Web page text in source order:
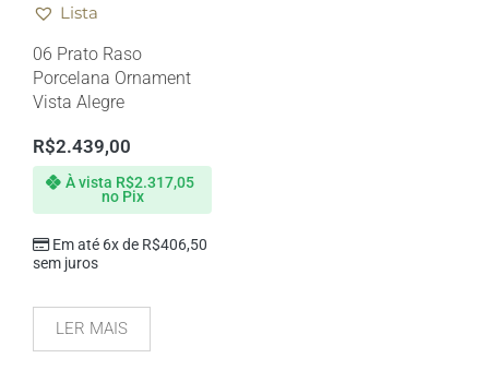
Lista
06 Prato Raso
Porcelana Ornament
Vista Alegre
R$2.439,00
Em até 6x de R$406,50
sem juros
À vista R$2.317,05
no Pix
LER MAIS